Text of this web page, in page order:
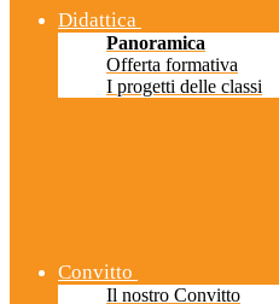
Didattica
Panoramica
Offerta formativa
I progetti delle classi
Convitto
Il nostro Convitto